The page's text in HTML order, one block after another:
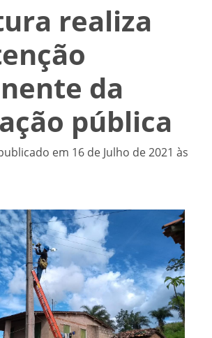
realiza
da
pública
em 16 de Julho de 2021 às